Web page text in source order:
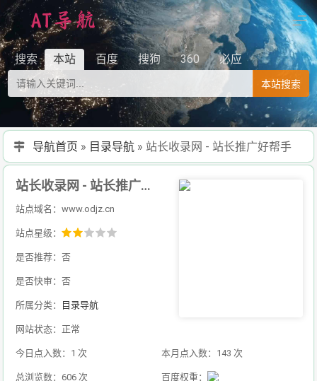
搜索 本站 百度 搜狗 360 必应
本站搜索
导航首页 » 目录导航» 站长收录网 - 站长推广好帮手
站长收录网 - 站长推广好帮手
站点域名：www.odjz.cn
站点星级：
是否推荐：否
是否快审：否
所属分类： 目录导航
网站状态：正常
今日点入数：1 次 本月点入数：143 次
总浏览数：606 次 百度权重：